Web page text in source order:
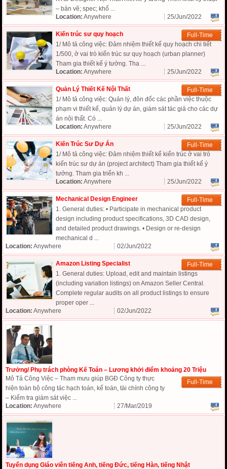
– bản vẽ; spec; khố ...
Location: Anywhere 25/Jun/2022
Kiến trúc sư quy hoạch
Full-Time
1/ Mô tả công việc: Đảm nhiệm thiết kế quy hoạch chi tiết
1/500, ở vai trò kiến trúc sư quy hoạch (urban planner)
Tham gia thiết kế ý tưởng. Tha ...
Location: Anywhere 25/Jun/2022
Quản Lý Thiết Kế Nội Thất
Full-Time
1/ Mô tả công việc: Quản lý, đôn đốc các phần việc thuộc
phạm vi thiết kế, quản lý dự án, giám sát tác giả cho các dự
án nội thất. Có ...
Location: Anywhere 25/Jun/2022
Kiến Trúc Sư Dự Án
Full-Time
1/ Mô tả công việc: Đảm nhiệm thiết kế kiến trúc ở vai trò
kiến trúc sư dự án (project architect) Tham gia thiết kế ý
tưởng. Tham gia triển kh ...
Location: Anywhere 25/Jun/2022
Mechanical Design Engineer
Full-Time
1. General duties: • Participate in mechanical product
design including product specifications, 3D CAD design,
and detailed product drawings. • Design or re-design
mechanical d ...
Location: Anywhere 02/Jun/2022
Amazon Listing Specialist
Full-Time
1. General duties: Upload, edit and maintain listings
(including variation listings) on Amazon Seller Central.
Complete regular audits on all product listings to ensure
proper oper ...
Location: Anywhere 02/Jun/2022
Trưởng/ Phụ trách phòng Kế Toán – Lương khởi điểm khoảng 20 Triệu
Full-Time
Mô Tả Công Việc – Tham mưu giúp BGĐ Công ty thực
hiện toàn bộ công tác hạch toán, kế toán, tài chính công ty
– Kiểm tra giám sát việc ...
Location: Anywhere 27/Mar/2019
Tuyển dụng Giáo viên tiếng Anh, tiếng Đức, tiếng Hàn, tiếng Nhật